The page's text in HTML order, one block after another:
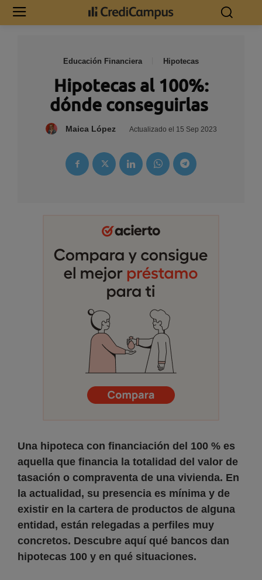
Educación Financiera Hipotecas
Hipotecas al 100%:
dónde conseguirlas
Maica López Actualizado el 15 Sep 2023
Una hipoteca con financiación del 100 % es
aquella que financia la totalidad del valor de
tasación o compraventa de una vivienda. En
la actualidad, su presencia es mínima y de
existir en la cartera de productos de alguna
entidad, están relegadas a perfiles muy
concretos. Descubre aquí qué bancos dan
hipotecas 100 y en qué situaciones.